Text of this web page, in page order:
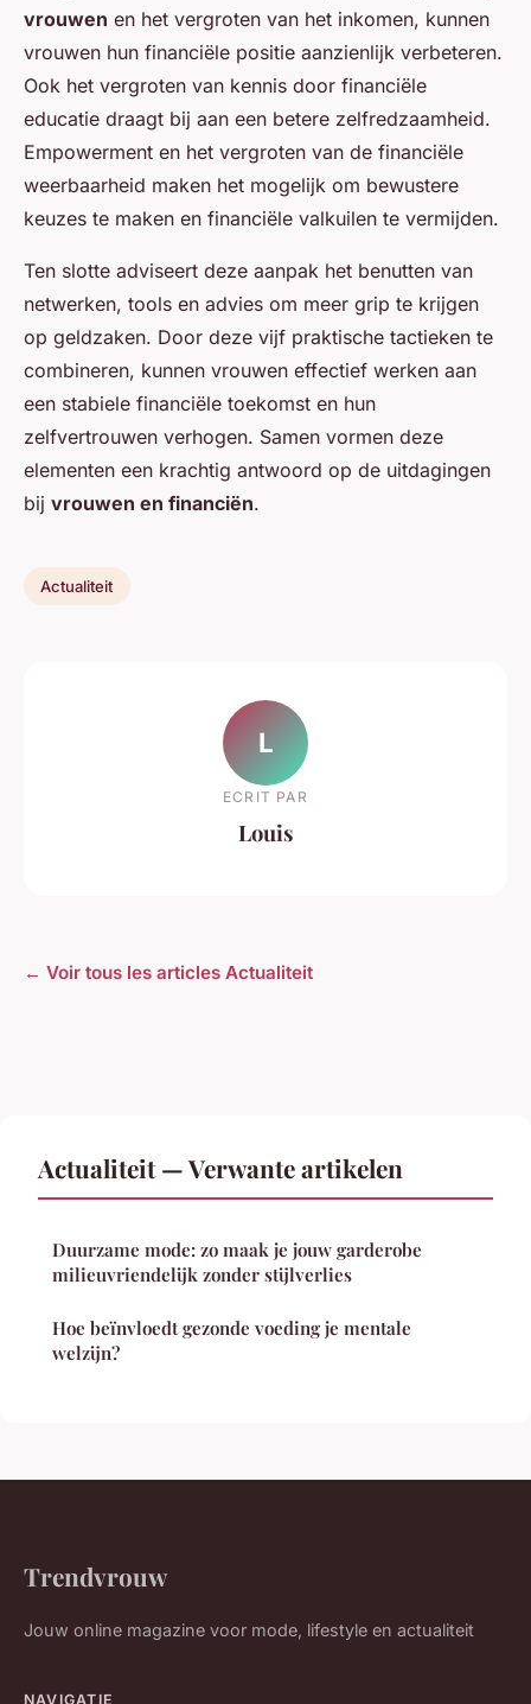
vrouwen en het vergroten van het inkomen, kunnen
vrouwen hun financiële positie aanzienlijk verbeteren.
Ook het vergroten van kennis door financiële
educatie draagt bij aan een betere zelfredzaamheid.
Empowerment en het vergroten van de financiële
weerbaarheid maken het mogelijk om bewustere
keuzes te maken en financiële valkuilen te vermijden.
Ten slotte adviseert deze aanpak het benutten van
netwerken, tools en advies om meer grip te krijgen
op geldzaken. Door deze vijf praktische tactieken te
combineren, kunnen vrouwen effectief werken aan
een stabiele financiële toekomst en hun
zelfvertrouwen verhogen. Samen vormen deze
elementen een krachtig antwoord op de uitdagingen
bij vrouwen en financiën.
Actualiteit
L
ECRIT PAR
Louis
← Voir tous les articles Actualiteit
Actualiteit — Verwante artikelen
Duurzame mode: zo maak je jouw garderobe
milieuvriendelijk zonder stijlverlies
Hoe beïnvloedt gezonde voeding je mentale
welzijn?
Trendvrouw
Jouw online magazine voor mode, lifestyle en actualiteit
NAVIGATIE